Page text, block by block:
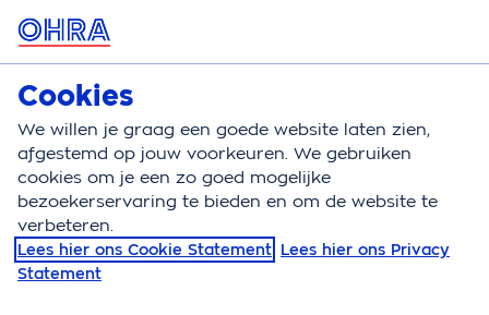
MENU
Klantenservice
Klantenservice Ohra app
Cookies
We willen je graag een goede website laten zien,
afgestemd op jouw voorkeuren. We gebruiken
cookies om je een zo goed mogelijke
bezoekerservaring te bieden en om de website te
verbeteren.
Lees hier ons Cookie Statement Lees hier ons Privacy
Statement
OHRA